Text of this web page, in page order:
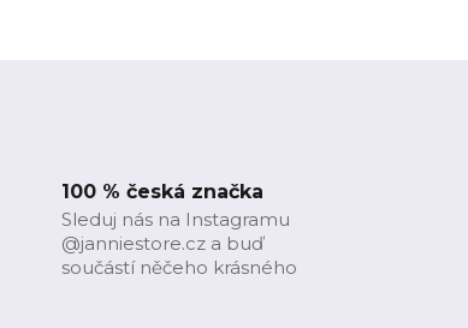
100 % česká značka
Sleduj nás na Instagramu
@janniestore.cz a buď
součástí něčeho krásného